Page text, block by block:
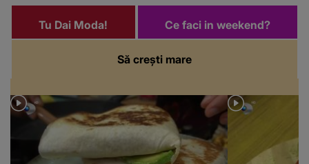
Să crești mare
Tu Dai Moda! Ce faci in weekend?